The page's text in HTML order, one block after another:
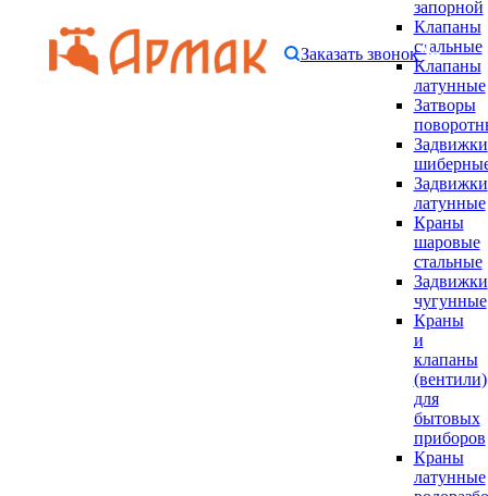
запорной
Клапаны
стальные
Клапаны
латунные
Затворы
Задвижки
Задвижки
латунные
Краны
шаровые
стальные
Задвижки
чугунные
Краны
и
клапаны
(вентили)
для
бытовых
приборов
Краны
латунные
Заказать звонок